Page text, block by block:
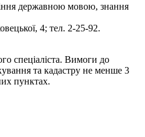
державною мовою, знання
4; тел. 2-25-92.
спеціаліста. Вимоги до
та кадастру не менше 3
пунктах.